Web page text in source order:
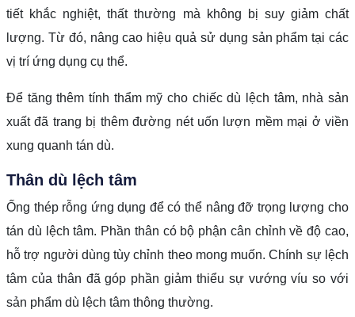
tiết khắc nghiệt, thất thường mà không bị suy giảm chất
lượng. Từ đó, nâng cao hiệu quả sử dụng sản phẩm tại các
vị trí ứng dụng cụ thể.
Để tăng thêm tính thẩm mỹ cho chiếc dù lệch tâm, nhà sản
xuất đã trang bị thêm đường nét uốn lượn mềm mại ở viền
xung quanh tán dù.
Thân dù lệch tâm
Ống thép rỗng ứng dụng để có thể nâng đỡ trọng lượng cho
tán dù lệch tâm. Phần thân có bộ phận cân chỉnh về độ cao,
hỗ trợ người dùng tùy chỉnh theo mong muốn. Chính sự lệch
tâm của thân đã góp phần giảm thiểu sự vướng víu so với
sản phẩm dù lệch tâm thông thường.